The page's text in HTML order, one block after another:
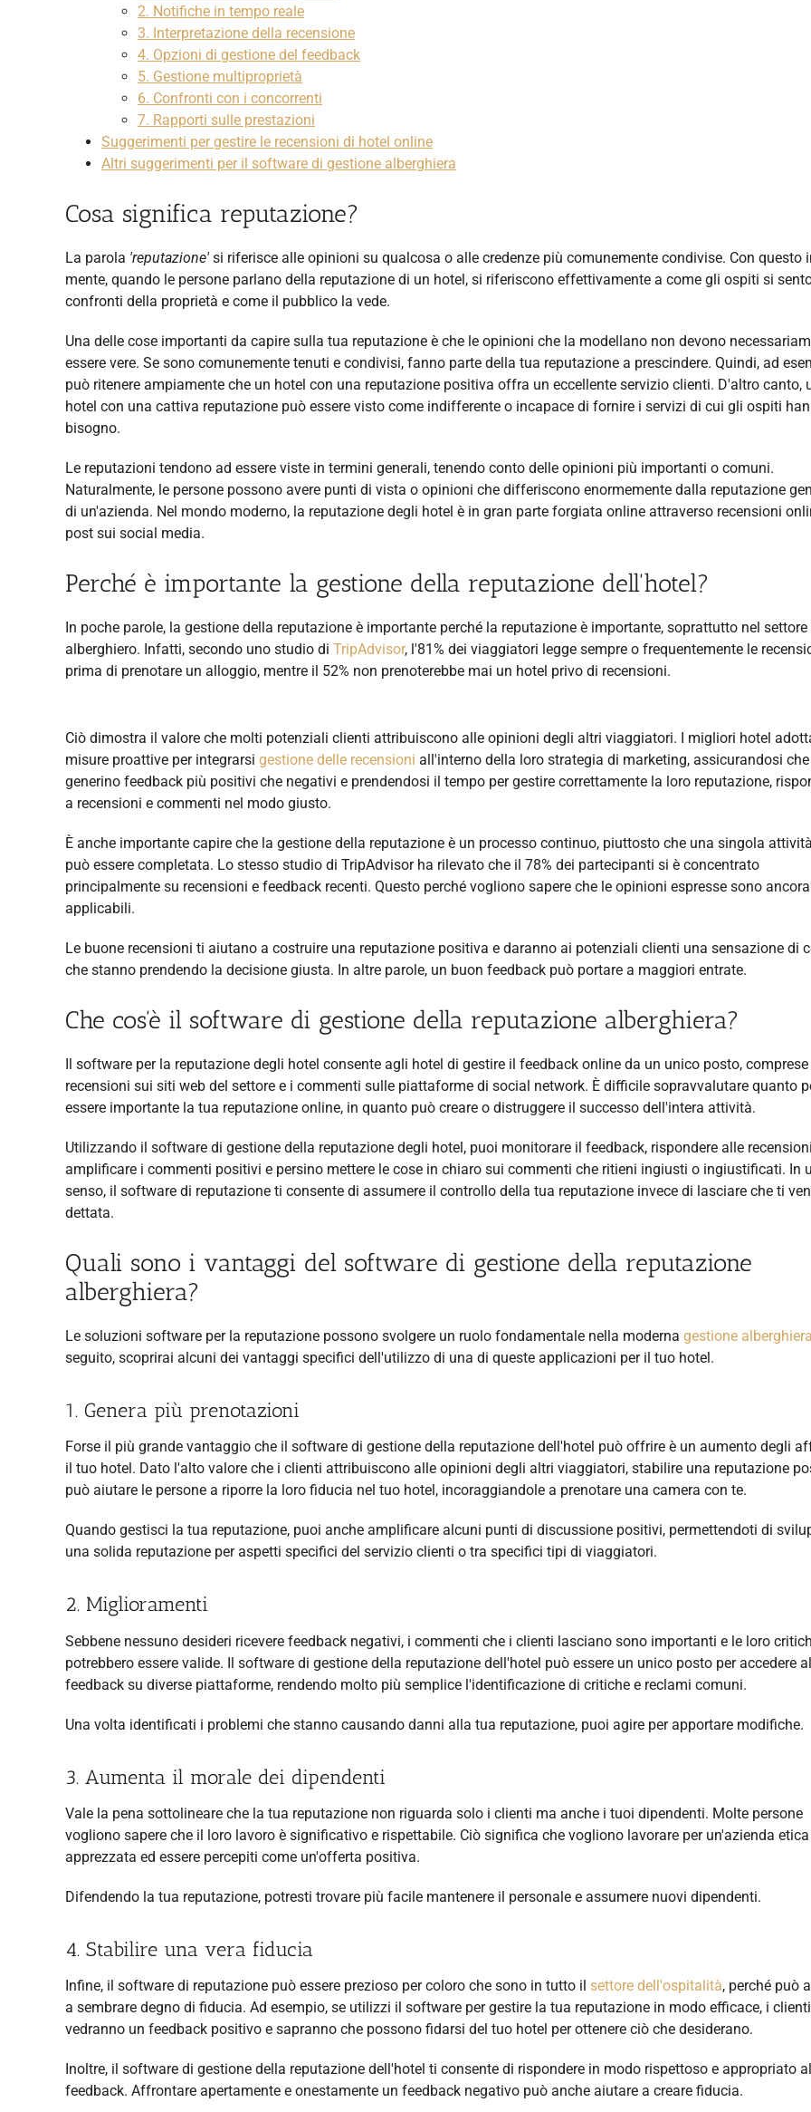
2. Notifiche in tempo reale
3. Interpretazione della recensione
4. Opzioni di gestione del feedback
5. Gestione multiproprietà
6. Confronti con i concorrenti
7. Rapporti sulle prestazioni
Suggerimenti per gestire le recensioni di hotel online
Altri suggerimenti per il software di gestione alberghiera
Cosa significa reputazione?
La parola 'reputazione' si riferisce alle opinioni su qualcosa o alle credenze più comunemente condivise. Con questo
mente, quando le persone parlano della reputazione di un hotel, si riferiscono effettivamente a come gli ospiti si
confronti della proprietà e come il pubblico la vede.
Una delle cose importanti da capire sulla tua reputazione è che le opinioni che la modellano non devono
essere vere. Se sono comunemente tenuti e condivisi, fanno parte della tua reputazione a prescindere. Quindi, ad
può ritenere ampiamente che un hotel con una reputazione positiva offra un eccellente servizio clienti. D'altro canto,
hotel con una cattiva reputazione può essere visto come indifferente o incapace di fornire i servizi di cui gli ospiti
bisogno.
Le reputazioni tendono ad essere viste in termini generali, tenendo conto delle opinioni più importanti o comuni.
Naturalmente, le persone possono avere punti di vista o opinioni che differiscono enormemente dalla reputazione
di un'azienda. Nel mondo moderno, la reputazione degli hotel è in gran parte forgiata online attraverso recensioni
post sui social media.
Perché è importante la gestione della reputazione dell'hotel?
In poche parole, la gestione della reputazione è importante perché la reputazione è importante, soprattutto nel settore
alberghiero. Infatti, secondo uno studio di TripAdvisor, l'81% dei viaggiatori legge sempre o frequentemente le
prima di prenotare un alloggio, mentre il 52% non prenoterebbe mai un hotel privo di recensioni.
Ciò dimostra il valore che molti potenziali clienti attribuiscono alle opinioni degli altri viaggiatori. I migliori hotel
misure proattive per integrarsi gestione delle recensioni all'interno della loro strategia di marketing, assicurandosi che
generino feedback più positivi che negativi e prendendosi il tempo per gestire correttamente la loro reputazione,
a recensioni e commenti nel modo giusto.
È anche importante capire che la gestione della reputazione è un processo continuo, piuttosto che una singola
può essere completata. Lo stesso studio di TripAdvisor ha rilevato che il 78% dei partecipanti si è concentrato
principalmente su recensioni e feedback recenti. Questo perché vogliono sapere che le opinioni espresse sono ancora
applicabili.
Le buone recensioni ti aiutano a costruire una reputazione positiva e daranno ai potenziali clienti una sensazione di
che stanno prendendo la decisione giusta. In altre parole, un buon feedback può portare a maggiori entrate.
Che cos'è il software di gestione della reputazione alberghiera?
Il software per la reputazione degli hotel consente agli hotel di gestire il feedback online da un unico posto, comprese
recensioni sui siti web del settore e i commenti sulle piattaforme di social network. È difficile sopravvalutare quanto
essere importante la tua reputazione online, in quanto può creare o distruggere il successo dell'intera attività.
Utilizzando il software di gestione della reputazione degli hotel, puoi monitorare il feedback, rispondere alle
amplificare i commenti positivi e persino mettere le cose in chiaro sui commenti che ritieni ingiusti o ingiustificati. In
senso, il software di reputazione ti consente di assumere il controllo della tua reputazione invece di lasciare che ti
dettata.
Quali sono i vantaggi del software di gestione della reputazione
alberghiera?
Le soluzioni software per la reputazione possono svolgere un ruolo fondamentale nella moderna gestione
seguito, scoprirai alcuni dei vantaggi specifici dell'utilizzo di una di queste applicazioni per il tuo hotel.
1. Genera più prenotazioni
Forse il più grande vantaggio che il software di gestione della reputazione dell'hotel può offrire è un aumento degli
il tuo hotel. Dato l'alto valore che i clienti attribuiscono alle opinioni degli altri viaggiatori, stabilire una reputazione
può aiutare le persone a riporre la loro fiducia nel tuo hotel, incoraggiandole a prenotare una camera con te.
Quando gestisci la tua reputazione, puoi anche amplificare alcuni punti di discussione positivi, permettendoti di
una solida reputazione per aspetti specifici del servizio clienti o tra specifici tipi di viaggiatori.
2. Miglioramenti
Sebbene nessuno desideri ricevere feedback negativi, i commenti che i clienti lasciano sono importanti e le loro
potrebbero essere valide. Il software di gestione della reputazione dell'hotel può essere un unico posto per accedere al
feedback su diverse piattaforme, rendendo molto più semplice l'identificazione di critiche e reclami comuni.
Una volta identificati i problemi che stanno causando danni alla tua reputazione, puoi agire per apportare modifiche.
3. Aumenta il morale dei dipendenti
Vale la pena sottolineare che la tua reputazione non riguarda solo i clienti ma anche i tuoi dipendenti. Molte persone
vogliono sapere che il loro lavoro è significativo e rispettabile. Ciò significa che vogliono lavorare per un'azienda etica
apprezzata ed essere percepiti come un'offerta positiva.
Difendendo la tua reputazione, potresti trovare più facile mantenere il personale e assumere nuovi dipendenti.
4. Stabilire una vera fiducia
Infine, il software di reputazione può essere prezioso per coloro che sono in tutto il settore dell'ospitalità, perché può
a sembrare degno di fiducia. Ad esempio, se utilizzi il software per gestire la tua reputazione in modo efficace, i clienti
vedranno un feedback positivo e sapranno che possono fidarsi del tuo hotel per ottenere ciò che desiderano.
Inoltre, il software di gestione della reputazione dell'hotel ti consente di rispondere in modo rispettoso e appropriato al
feedback. Affrontare apertamente e onestamente un feedback negativo può anche aiutare a creare fiducia.